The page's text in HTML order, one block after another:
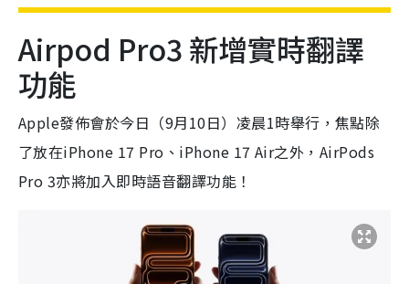
Airpod Pro3 新增實時翻譯
功能
Apple發佈會於今日（9月10日）凌晨1時舉行，焦點除
了放在iPhone 17 Pro、iPhone 17 Air之外，AirPods
Pro 3亦將加入即時語音翻譯功能！